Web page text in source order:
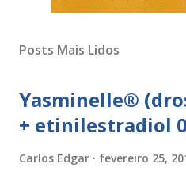
Posts Mais Lidos
Yasminelle®
+ etinilestradiol
Carlos Edgar fevereiro 25,